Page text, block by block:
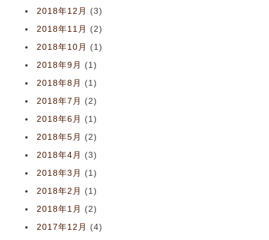
2018年12月
(3)
2018年11月
(2)
2018年10月
(1)
2018年9月
(1)
2018年8月
(1)
2018年7月
(2)
2018年6月
(1)
2018年5月
(2)
2018年4月
(3)
2018年3月
(1)
2018年2月
(1)
2018年1月
(2)
2017年12月
(4)